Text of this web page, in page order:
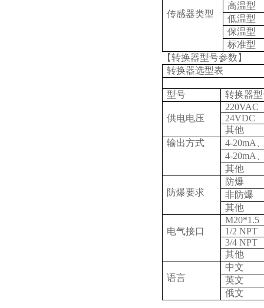
传感器类型
高温型
低温型
保温型
标准型
【转换器型号参数】
转换器选型表
型号 转换器
供电电压
220VAC
24VDC
其他
输出方式
4-20mA
4-20mA
其他
防爆要求
防爆
非防爆
其他
电气接口
M20*1.5
1/2 NPT
3/4 NPT
其他
语言
中文
英文
俄文